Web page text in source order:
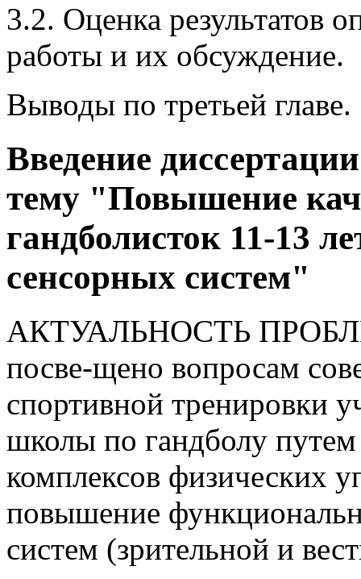
3.2. Оценка результатов
работы и их обсуждение.
Выводы по третьей главе.
Введение
тему "Повышение
гандболисток 11-13
сенсорных систем"
АКТУАЛЬНОСТЬ
посве-щено вопросам
спортивной тренировки
школы по гандболу
комплексов физических
повышение
систем (зрительной и